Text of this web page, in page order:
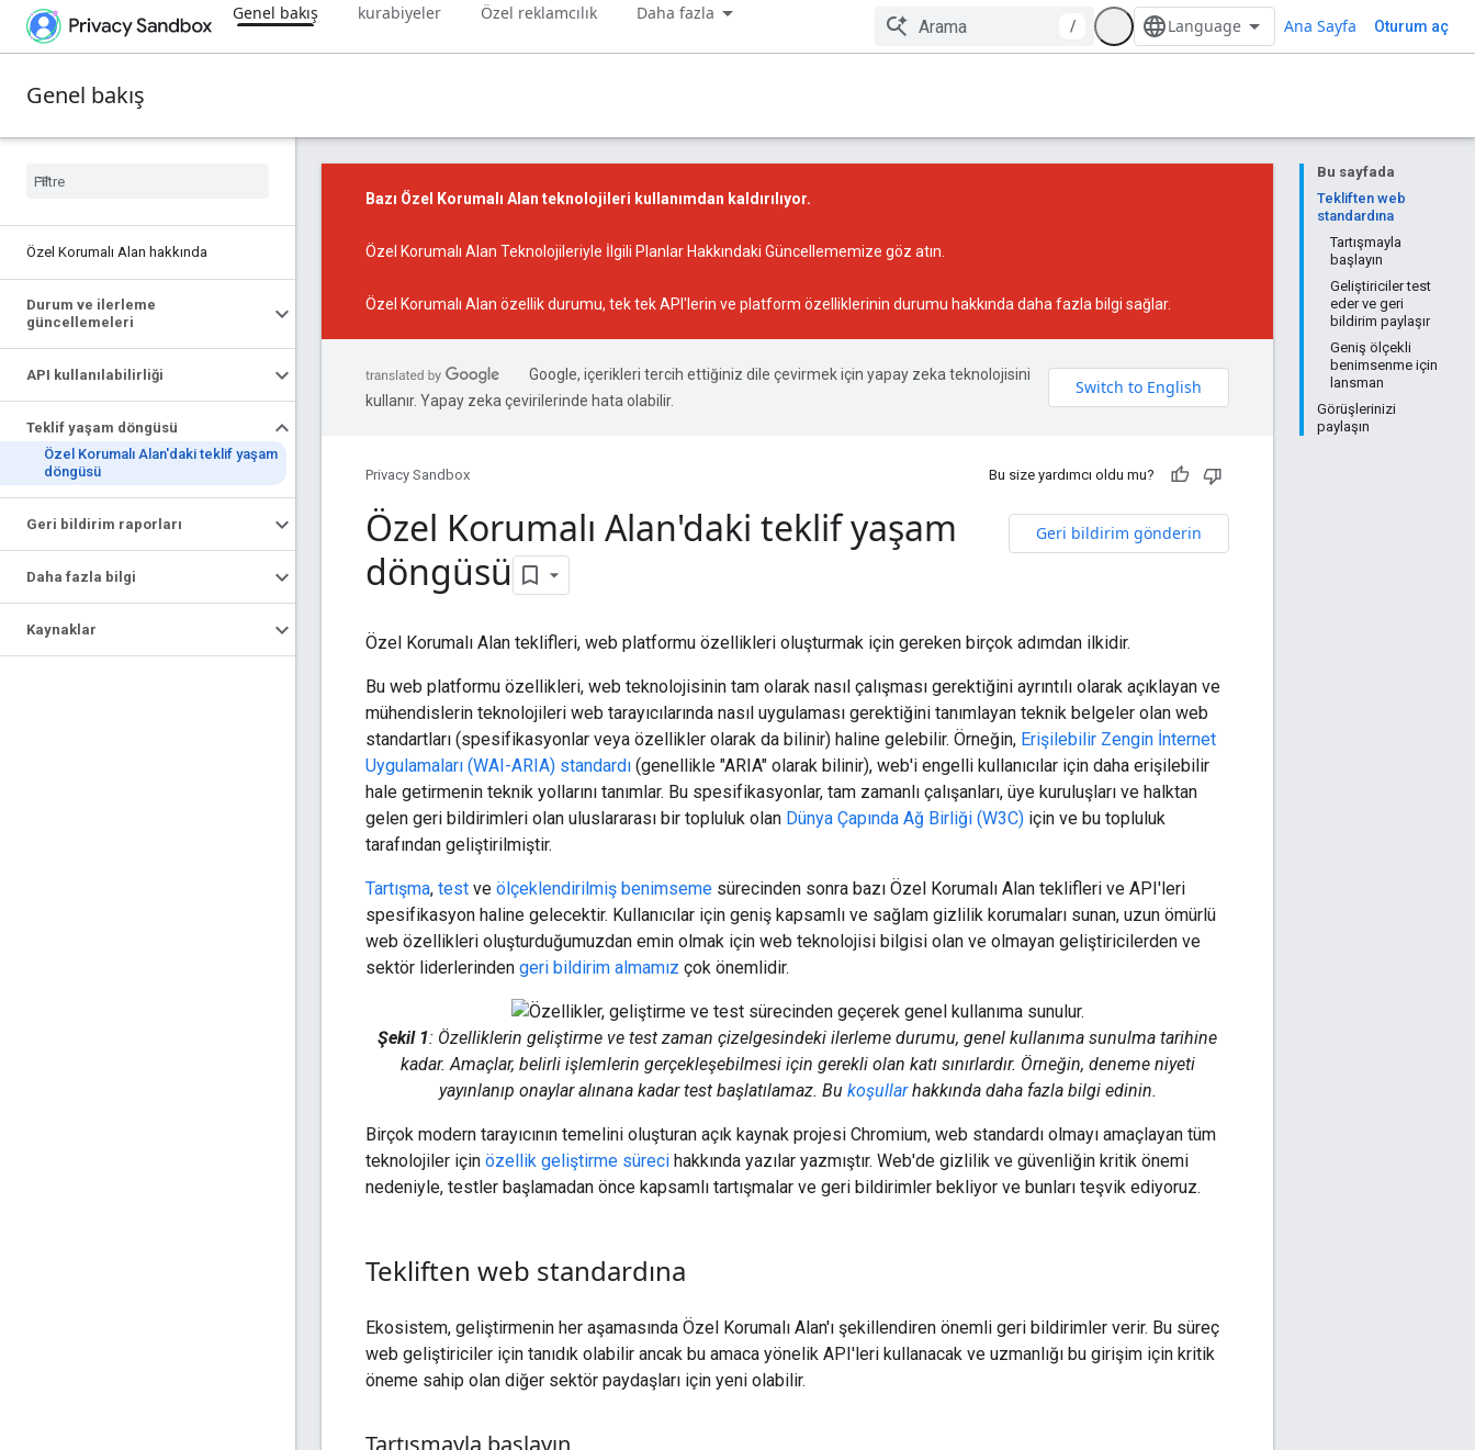
Genel bakış kurabiyeler Özel reklamcılık Daha fazla
/ Ana Sayfa Oturum aç
Genel bakış
Özel Korumalı Alan hakkında
Durum ve ilerleme
güncellemeleri
API kullanılabilirliği
Teklif yaşam döngüsü
Özel Korumalı Alan'daki teklif yaşam
döngüsü
Geri bildirim raporları
Daha fazla bilgi
Kaynaklar
Bu sayfada
Tekliften web
standardına
Tartışmayla
başlayın
Geliştiriciler test
eder ve geri
bildirim paylaşır
Geniş ölçekli
benimsenme için
lansman
Görüşlerinizi
paylaşın
Bazı Özel Korumalı Alan teknolojileri kullanımdan kaldırılıyor.
Özel Korumalı Alan Teknolojileriyle İlgili Planlar Hakkındaki Güncellememize göz atın.
Özel Korumalı Alan özellik durumu, tek tek API'lerin ve platform özelliklerinin durumu hakkında daha fazla bilgi sağlar.
Google, içerikleri tercih ettiğiniz dile çevirmek için yapay zeka teknolojisini
kullanır. Yapay zeka çevirilerinde hata olabilir.
Privacy Sandbox Bu size yardımcı oldu mu?
Geri bildirim gönderin
Özel Korumalı Alan'daki teklif yaşam
döngüsü
Özel Korumalı Alan teklifleri, web platformu özellikleri oluşturmak için gereken birçok adımdan ilkidir.
Bu web platformu özellikleri, web teknolojisinin tam olarak nasıl çalışması gerektiğini ayrıntılı olarak açıklayan ve
mühendislerin teknolojileri web tarayıcılarında nasıl uygulaması gerektiğini tanımlayan teknik belgeler olan web
standartları (spesifikasyonlar veya özellikler olarak da bilinir) haline gelebilir. Örneğin, Erişilebilir Zengin İnternet
Uygulamaları (WAI-ARIA) standardı (genellikle "ARIA" olarak bilinir), web'i engelli kullanıcılar için daha erişilebilir
hale getirmenin teknik yollarını tanımlar. Bu spesifikasyonlar, tam zamanlı çalışanları, üye kuruluşları ve halktan
gelen geri bildirimleri olan uluslararası bir topluluk olan Dünya Çapında Ağ Birliği (W3C) için ve bu topluluk
tarafından geliştirilmiştir.
Tartışma, test ve ölçeklendirilmiş benimseme sürecinden sonra bazı Özel Korumalı Alan teklifleri ve API'leri
spesifikasyon haline gelecektir. Kullanıcılar için geniş kapsamlı ve sağlam gizlilik korumaları sunan, uzun ömürlü
web özellikleri oluşturduğumuzdan emin olmak için web teknolojisi bilgisi olan ve olmayan geliştiricilerden ve
sektör liderlerinden geri bildirim almamız çok önemlidir.
Şekil 1: Özelliklerin geliştirme ve test zaman çizelgesindeki ilerleme durumu, genel kullanıma sunulma tarihine
kadar. Amaçlar, belirli işlemlerin gerçekleşebilmesi için gerekli olan katı sınırlardır. Örneğin, deneme niyeti
yayınlanıp onaylar alınana kadar test başlatılamaz. Bu koşullarhakkında daha fazla bilgi edinin.
Birçok modern tarayıcının temelini oluşturan açık kaynak projesi Chromium, web standardı olmayı amaçlayan tüm
teknolojiler için özellik geliştirme süreci hakkında yazılar yazmıştır. Web'de gizlilik ve güvenliğin kritik önemi
nedeniyle, testler başlamadan önce kapsamlı tartışmalar ve geri bildirimler bekliyor ve bunları teşvik ediyoruz.
Tekliften web standardına
Ekosistem, geliştirmenin her aşamasında Özel Korumalı Alan'ı şekillendiren önemli geri bildirimler verir. Bu süreç
web geliştiriciler için tanıdık olabilir ancak bu amaca yönelik API'leri kullanacak ve uzmanlığı bu girişim için kritik
öneme sahip olan diğer sektör paydaşları için yeni olabilir.